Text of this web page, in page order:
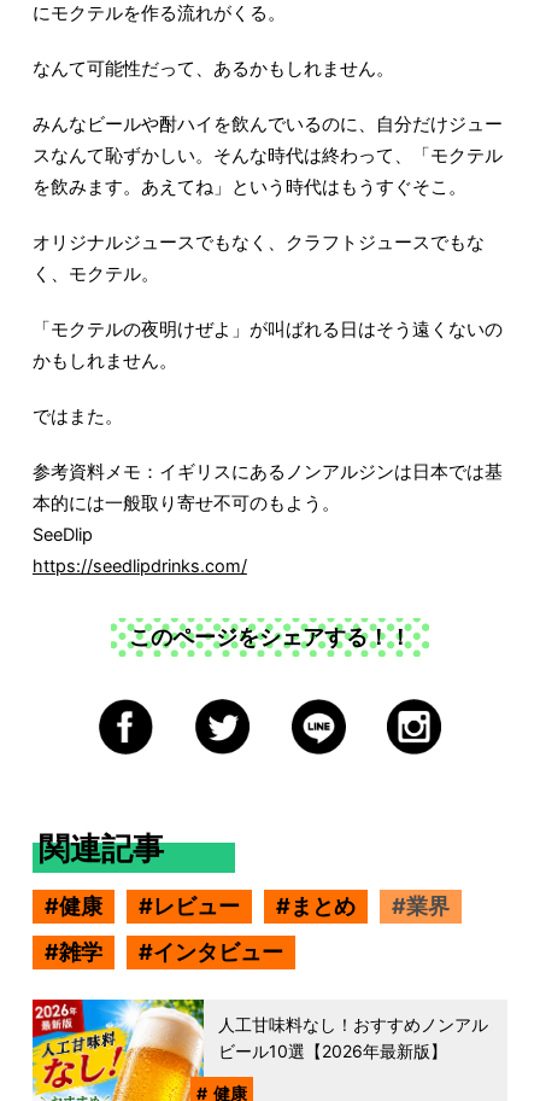
にモクテルを作る流れがくる。
なんて可能性だって、あるかもしれません。
みんなビールや酎ハイを飲んでいるのに、自分だけジュー
スなんて恥ずかしい。そんな時代は終わって、「モクテル
を飲みます。あえてね」という時代はもうすぐそこ。
オリジナルジュースでもなく、クラフトジュースでもな
く、モクテル。
「モクテルの夜明けぜよ」が叫ばれる日はそう遠くないの
かもしれません。
ではまた。
参考資料メモ：イギリスにあるノンアルジンは日本では基
本的には一般取り寄せ不可のもよう。
SeeDlip
https://seedlipdrinks.com/
このページをシェアする！！
関連記事
健康 レビュー まとめ
業界
雑学
インタビュー
人工甘味料なし！おすすめノンアル
ビール10選【2026年最新版】
健康